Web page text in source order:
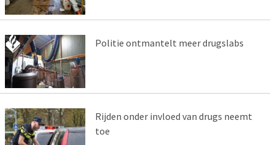
Politie ontmantelt meer drugslabs
Rijden onder invloed van drugs neemt
toe